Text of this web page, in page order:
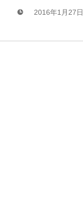
2016年1月27日